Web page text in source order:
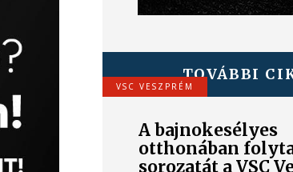
TOVÁBBI
VSC VESZPRÉM
A bajnokesélyes
otthonában
sorozatát a VSC